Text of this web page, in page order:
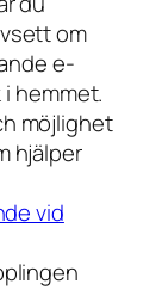
om
e-
hemmet.
möjlighet
hjälper
vid